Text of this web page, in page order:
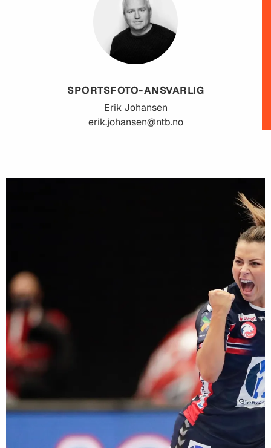
SPORTSFOTO-ANSVARLIG
Erik Johansen
erik.johansen@ntb.no